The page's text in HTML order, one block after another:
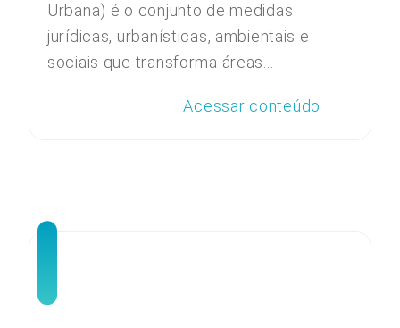
Urbana) é o conjunto de medidas
jurídicas, urbanísticas, ambientais e
sociais que transforma áreas...
Acessar conteúdo